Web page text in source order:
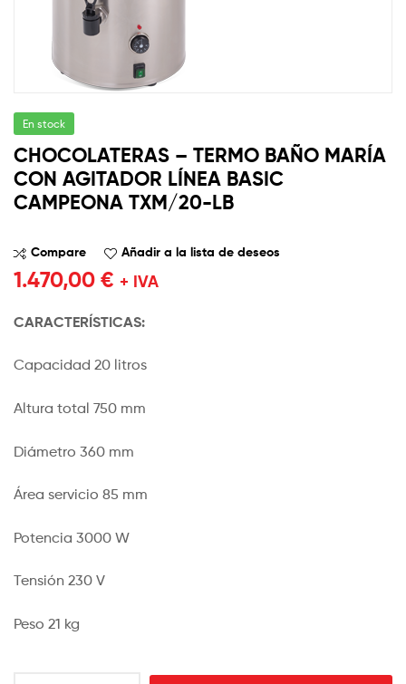
En stock
CHOCOLATERAS – TERMO BAÑO MARÍA
CON AGITADOR LÍNEA BASIC
CAMPEONA TXM/20-LB
Compare Añadir a la lista de deseos
1.470,00 € + IVA
CARACTERÍSTICAS:
Capacidad 20 litros
Altura total 750 mm
Diámetro 360 mm
Área servicio 85 mm
Potencia 3000 W
Tensión 230 V
Peso 21 kg